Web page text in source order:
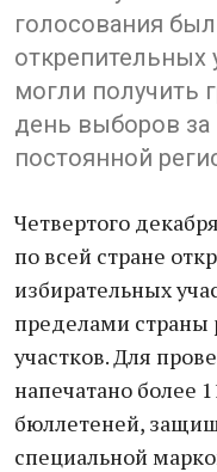
голосования
открепительных
могли получить
день выборов
постоянной
Четвертого
по всей стране
избирательных
пределами страны
участков. Для
напечатано более
бюллетеней,
специальной